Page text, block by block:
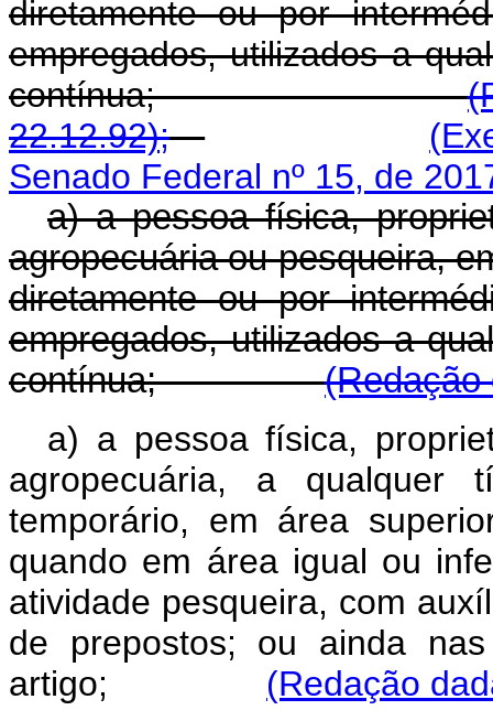
diretamente ou por
empregados, utilizados a
contínua;
22.12.92);
Senado Federal nº 15, de
a) a pessoa física,
agropecuária ou pesqueira,
diretamente ou por
empregados, utilizados a
contínua;(Redação
a) a pessoa física,
agropecuária, a qualquer
temporário, em área
quando em área igual ou
atividade pesqueira, com
de prepostos; ou ainda
artigo; (Redação